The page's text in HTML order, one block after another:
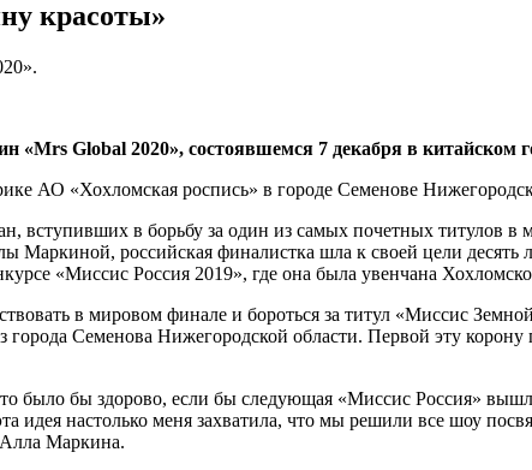
красоты»
«Mrs Global 2020», состоявшемся 7 декабря в
АО «Хохломская роспись» в городе Семенове
вступивших в борьбу за один из самых почетных титулов
российская финалистка шла к своей цели десять
«Миссис Россия 2019», где она была увенчана
в мировом финале и бороться за титул «Миссис
Семенова Нижегородской области. Первой эту
было бы здорово, если бы следующая «Миссис Россия»
идея настолько меня захватила, что мы решили все шоу
Алла Маркина.